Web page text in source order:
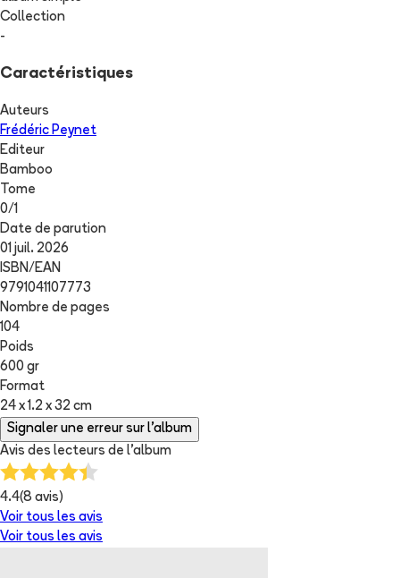
Collection
-
Caractéristiques
Auteurs
Frédéric Peynet
Editeur
Bamboo
Tome
0/1
Date de parution
01 juil. 2026
ISBN/EAN
9791041107773
Nombre de pages
104
Poids
600 gr
Format
24 x 1.2 x 32 cm
Signaler une erreur sur l'album
Avis des lecteurs de l'album
4.4(8 avis)
Voir tous les avis
Voir tous les avis